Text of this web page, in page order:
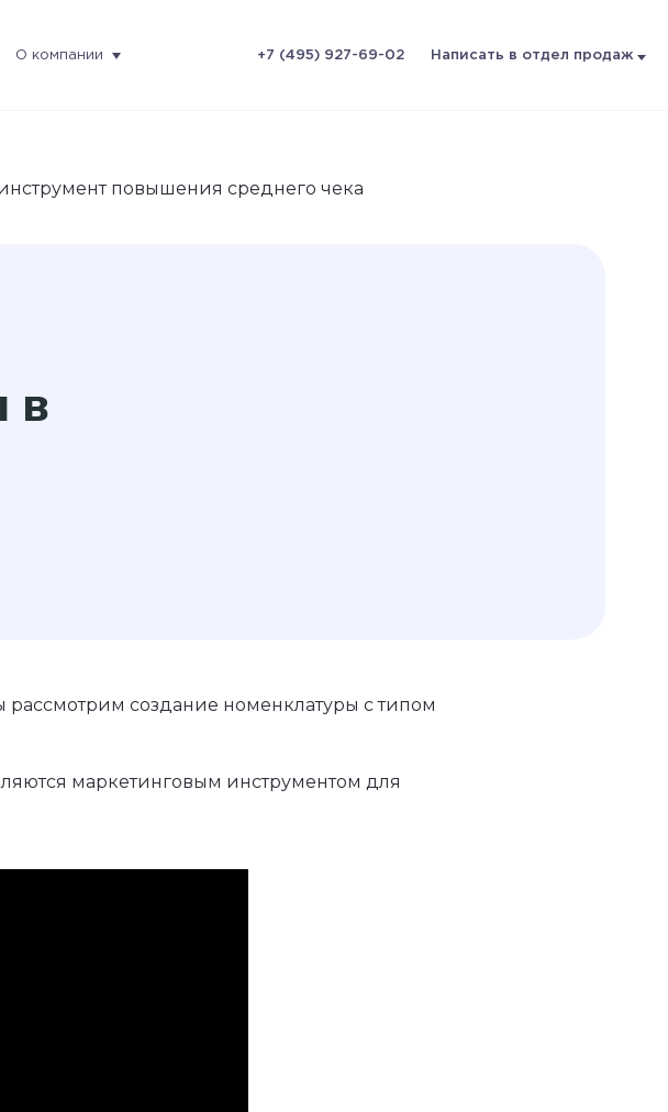
О компании +7 (495) 927-69-02 Написать в отдел продаж
повышения среднего чека
в
рассмотрим создание номенклатуры с типом
маркетинговым инструментом для